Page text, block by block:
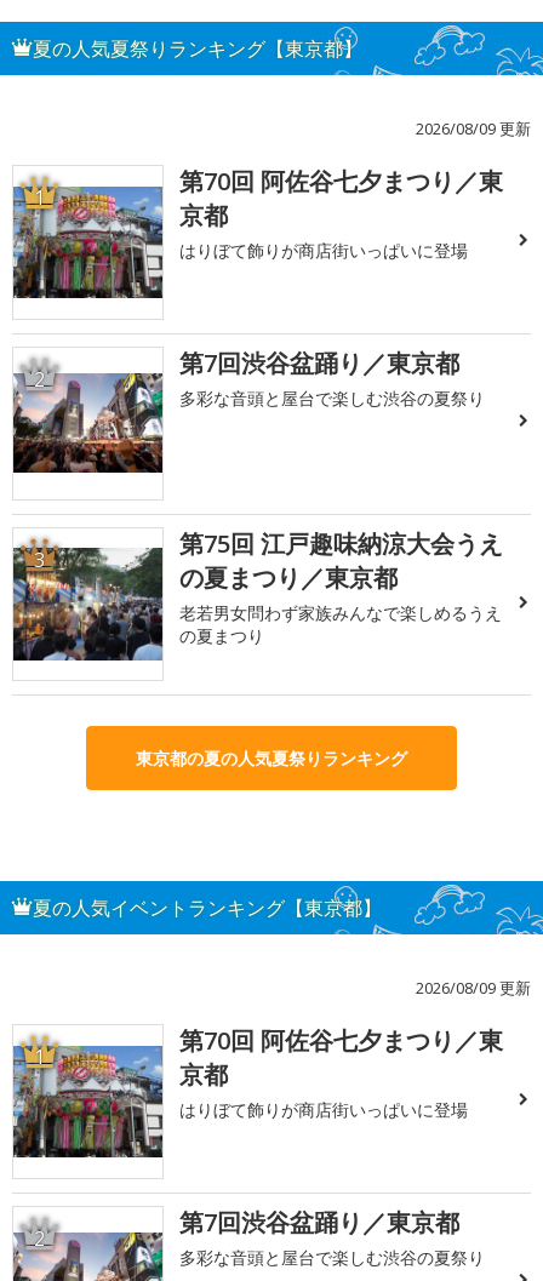
夏の人気夏祭りランキング【東京都】
2026/08/09 更新
1
第70回 阿佐谷七夕まつり／東
京都
はりぼて飾りが商店街いっぱいに登場
2 第7回渋谷盆踊り／東京都
多彩な音頭と屋台で楽しむ渋谷の夏祭り
3
第75回 江戸趣味納涼大会うえ
の夏まつり／東京都
老若男女問わず家族みんなで楽しめるうえ
の夏まつり
東京都の夏の人気夏祭りランキング
夏の人気イベントランキング【東京都】
2026/08/09 更新
1
第70回 阿佐谷七夕まつり／東
京都
はりぼて飾りが商店街いっぱいに登場
2 第7回渋谷盆踊り／東京都
多彩な音頭と屋台で楽しむ渋谷の夏祭り